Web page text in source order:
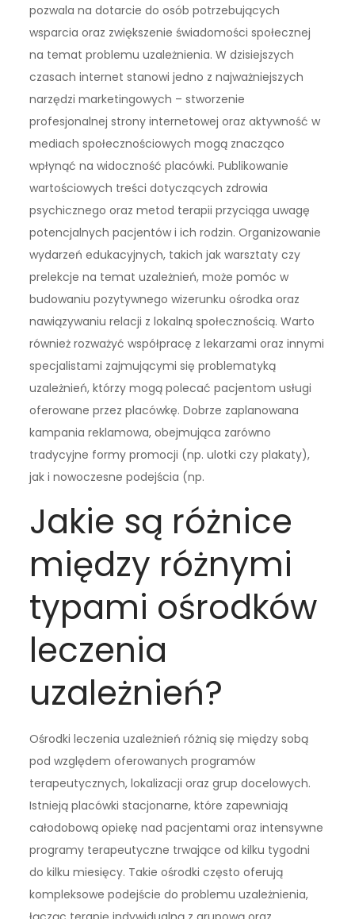
pozwala na dotarcie do osób potrzebujących
wsparcia oraz zwiększenie świadomości społecznej
na temat problemu uzależnienia. W dzisiejszych
czasach internet stanowi jedno z najważniejszych
narzędzi marketingowych – stworzenie
profesjonalnej strony internetowej oraz aktywność w
mediach społecznościowych mogą znacząco
wpłynąć na widoczność placówki. Publikowanie
wartościowych treści dotyczących zdrowia
psychicznego oraz metod terapii przyciąga uwagę
potencjalnych pacjentów i ich rodzin. Organizowanie
wydarzeń edukacyjnych, takich jak warsztaty czy
prelekcje na temat uzależnień, może pomóc w
budowaniu pozytywnego wizerunku ośrodka oraz
nawiązywaniu relacji z lokalną społecznością. Warto
również rozważyć współpracę z lekarzami oraz innymi
specjalistami zajmującymi się problematyką
uzależnień, którzy mogą polecać pacjentom usługi
oferowane przez placówkę. Dobrze zaplanowana
kampania reklamowa, obejmująca zarówno
tradycyjne formy promocji (np. ulotki czy plakaty),
jak i nowoczesne podejścia (np.
Jakie są różnice
między różnymi
typami ośrodków
leczenia
uzależnień?
Ośrodki leczenia uzależnień różnią się między sobą
pod względem oferowanych programów
terapeutycznych, lokalizacji oraz grup docelowych.
Istnieją placówki stacjonarne, które zapewniają
całodobową opiekę nad pacjentami oraz intensywne
programy terapeutyczne trwające od kilku tygodni
do kilku miesięcy. Takie ośrodki często oferują
kompleksowe podejście do problemu uzależnienia,